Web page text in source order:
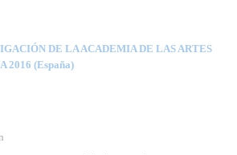
DE LA ACADEMIA DE LAS ARTES
2016 (España)